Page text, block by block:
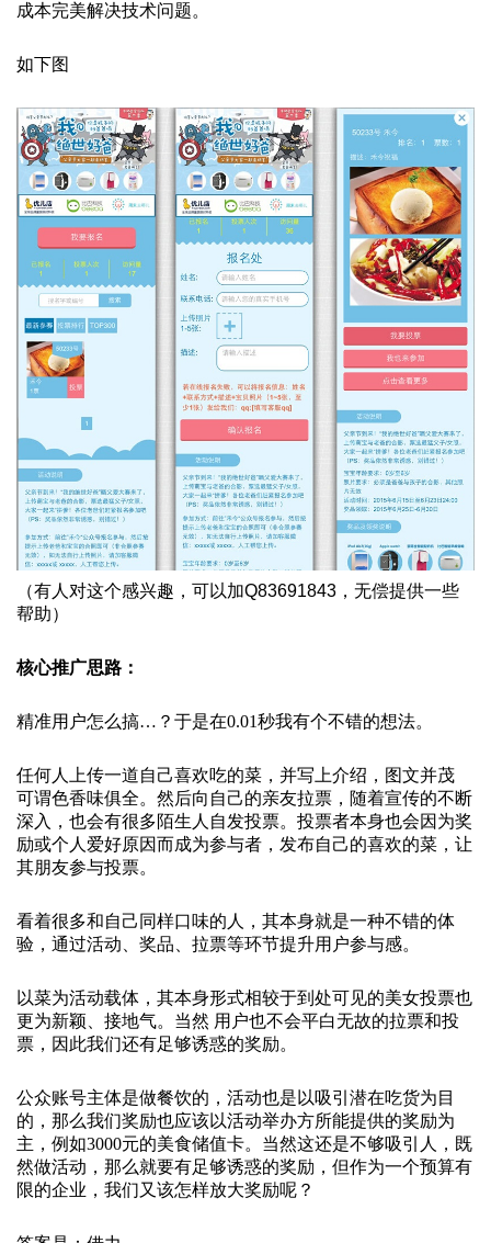
成本完美解决技术问题。
如下图
（有人对这个感兴趣，可以加Q83691843，无偿提供一些
帮助）
核心推广思路：
精准用户怎么搞…？于是在0.01秒我有个不错的想法。
任何人上传一道自己喜欢吃的菜，并写上介绍，图文并茂
可谓色香味俱全。然后向自己的亲友拉票，随着宣传的不断
深入，也会有很多陌生人自发投票。投票者本身也会因为奖
励或个人爱好原因而成为参与者，发布自己的喜欢的菜，让
其朋友参与投票。
看着很多和自己同样口味的人，其本身就是一种不错的体
验，通过活动、奖品、拉票等环节提升用户参与感。
以菜为活动载体，其本身形式相较于到处可见的美女投票也
更为新颖、接地气。当然 用户也不会平白无故的拉票和投
票，因此我们还有足够诱惑的奖励。
公众账号主体是做餐饮的，活动也是以吸引潜在吃货为目
的，那么我们奖励也应该以活动举办方所能提供的奖励为
主，例如3000元的美食储值卡。当然这还是不够吸引人，既
然做活动，那么就要有足够诱惑的奖励，但作为一个预算有
限的企业，我们又该怎样放大奖励呢？